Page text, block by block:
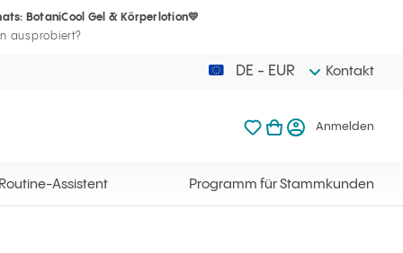
BotaniCool Gel & Körperlotion💛
ausprobiert?
DE - EUR Kontakt
meine Favoriten
Ihr Warenkorb ist
mein Warenkorb
Anmelden
Routine-Assistent Programm für Stammkunden